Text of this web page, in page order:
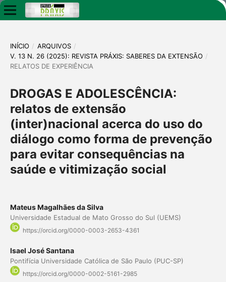
INÍCIO / ARQUIVOS /
V. 13 N. 26 (2025): REVISTA PRÁXIS: SABERES DA EXTENSÃO /
RELATOS DE EXPERIÊNCIA
DROGAS E ADOLESCÊNCIA:
relatos de extensão
(inter)nacional acerca do uso do
diálogo como forma de prevenção
para evitar consequências na
saúde e vitimização social
Mateus Magalhães da Silva
Universidade Estadual de Mato Grosso do Sul (UEMS)
https://orcid.org/0000-0003-2653-4361
Isael José Santana
Pontifícia Universidade Católica de São Paulo (PUC-SP)
https://orcid.org/0000-0002-5161-2985